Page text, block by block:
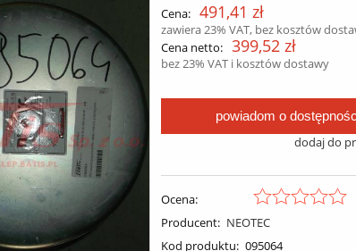
Cena: 491,41 zł
zawiera 23% VAT, bez kosztów
Cena netto: 399,52 zł
bez 23% VAT i kosztów dostawy
powiadom o
dodaj do
Ocena:
Producent: NEOTEC
Kod produktu: 095064